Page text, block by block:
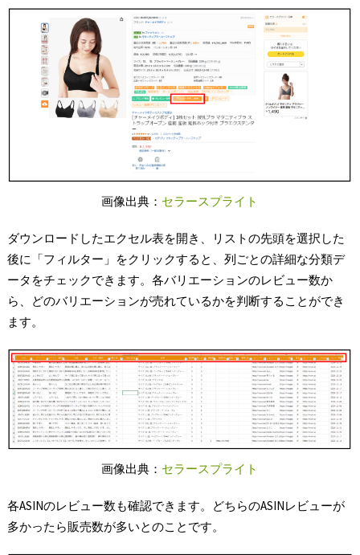
画像出典： セラースプライト
ダウンロードしたエクセル表を開き、リストの先頭を選択した
後に「フィルター」をクリックすると、列ごとの詳細な分類デ
ータをチェックできます。各バリエーションのレビュー数か
ら、どのバリエーションが売れているかを判断することができ
ます。
画像出典： セラースプライト
各ASINのレビュー数も確認できます。どちらのASINレビューが
多かったら販売数が多いとのことです。